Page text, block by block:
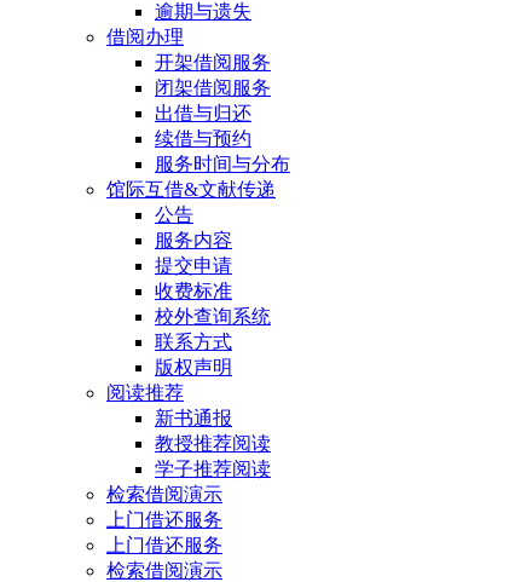
逾期与遗失
借阅办理
开架借阅服务
闭架借阅服务
出借与归还
续借与预约
服务时间与分布
馆际互借&文献传递
公告
服务内容
提交申请
收费标准
校外查询系统
联系方式
版权声明
阅读推荐
新书通报
教授推荐阅读
学子推荐阅读
检索借阅演示
上门借还服务
上门借还服务
检索借阅演示